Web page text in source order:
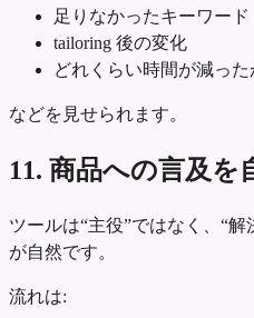
足りなかったキーワード
tailoring 後の変化
どれくらい時間が減った
などを見せられます。
11. 商品への言及を
ツールは“主役”ではなく、“
が自然です。
流れは: